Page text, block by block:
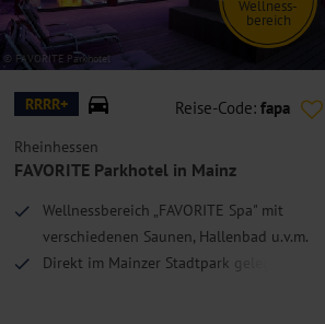
© FAVORITE Parkhotel
Wellness-
bereich
RRRR+ Reise-Code: fapa
Rheinhessen
FAVORITE Parkhotel in Mainz
Wellnessbereich „FAVORITE Spa" mit
verschiedenen Saunen, Hallenbad u.v.m.
Direkt im Mainzer Stadtpark gelegen